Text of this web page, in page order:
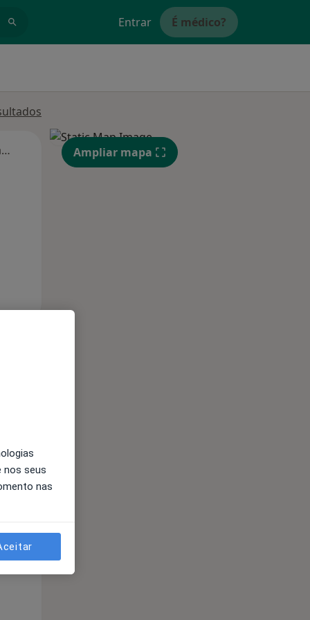
Entrar É médico?
Segunda-feira Qua Qui,
13 Ago
Ampliar mapa
nos seus
nas